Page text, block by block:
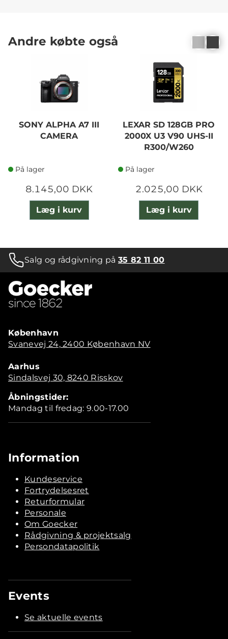
Andre købte også
SONY ALPHA A7 III
CAMERA
På lager
8.145,00 DKK
Læg i kurv
LEXAR SD 128GB PRO
2000X U3 V90 UHS-II
R300/W260
På lager
2.025,00 DKK
Læg i kurv
Salg og rådgivning på35 82 11 00
København
Svanevej 24, 2400 København NV
Aarhus
Sindalsvej 30, 8240 Risskov
Åbningstider:
Mandag til fredag: 9.00-17.00
Information
Kundeservice
Fortrydelsesret
Returformular
Personale
Om Goecker
Rådgivning & projektsalg
Persondatapolitik
Events
Se aktuelle events